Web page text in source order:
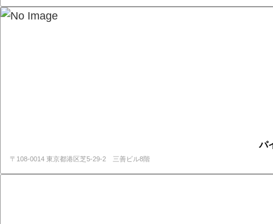
パ
〒108-0014 東京都港区芝5-29-2 三善ビル8階